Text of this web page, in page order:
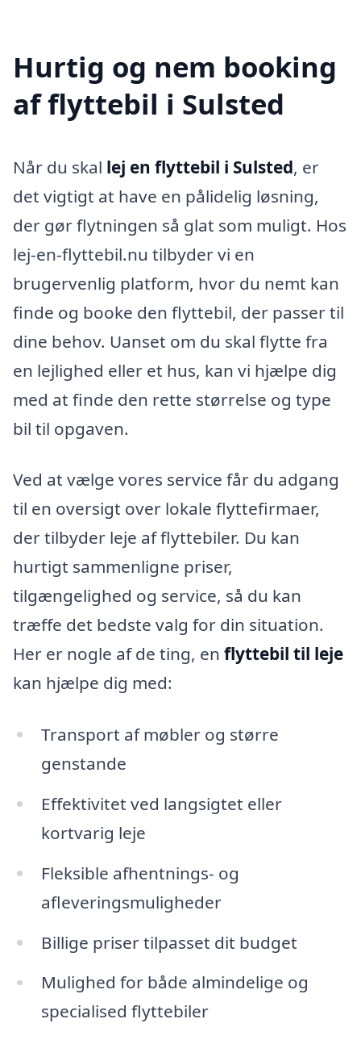
Hurtig og nem booking
af flyttebil i Sulsted
Når du skal lej en flyttebil i Sulsted, er
det vigtigt at have en pålidelig løsning,
der gør flytningen så glat som muligt. Hos
lej-en-flyttebil.nu tilbyder vi en
brugervenlig platform, hvor du nemt kan
finde og booke den flyttebil, der passer til
dine behov. Uanset om du skal flytte fra
en lejlighed eller et hus, kan vi hjælpe dig
med at finde den rette størrelse og type
bil til opgaven.
Ved at vælge vores service får du adgang
til en oversigt over lokale flyttefirmaer,
der tilbyder leje af flyttebiler. Du kan
hurtigt sammenligne priser,
tilgængelighed og service, så du kan
træffe det bedste valg for din situation.
Her er nogle af de ting, en flyttebil til leje
kan hjælpe dig med:
Transport af møbler og større
genstande
Effektivitet ved langsigtet eller
kortvarig leje
Fleksible afhentnings- og
afleveringsmuligheder
Billige priser tilpasset dit budget
Mulighed for både almindelige og
specialised flyttebiler